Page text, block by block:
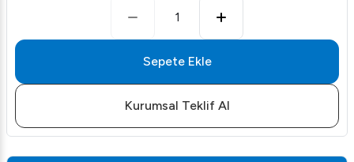
1
Sepete Ekle
Kurumsal Teklif Al